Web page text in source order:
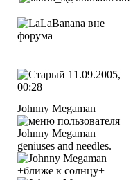
11.09.2005,
00:28
Johnny Megaman
geniuses and needles.